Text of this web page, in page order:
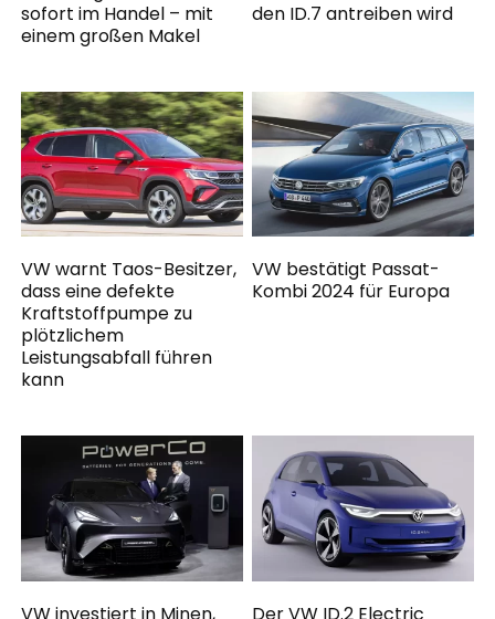
sofort im Handel – mit
einem großen Makel
den ID.7 antreiben wird
VW warnt Taos-Besitzer,
dass eine defekte
Kraftstoffpumpe zu
plötzlichem
Leistungsabfall führen
kann
VW bestätigt Passat-
Kombi 2024 für Europa
VW investiert in Minen,
Der VW ID.2 Electric